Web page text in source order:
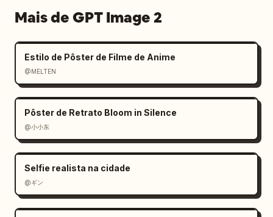
Mais de GPT Image 2
Estilo de Pôster de Filme de Anime
@MELTEN
Pôster de Retrato Bloom in Silence
@小小东
Selfie realista na cidade
@ギン